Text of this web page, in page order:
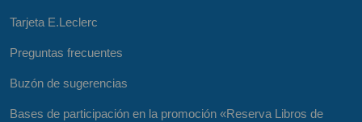
Tarjeta E.Leclerc
Preguntas frecuentes
Buzón de sugerencias
Bases de participación en la promoción «Reserva Libros de